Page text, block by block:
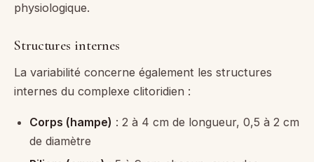
physiologique.
Structures internes
La variabilité concerne également les structures
internes du complexe clitoridien :
Corps (hampe) : 2 à 4 cm de longueur, 0,5 à 2 cm
de diamètre